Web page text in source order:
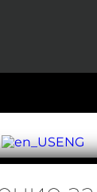
ENG